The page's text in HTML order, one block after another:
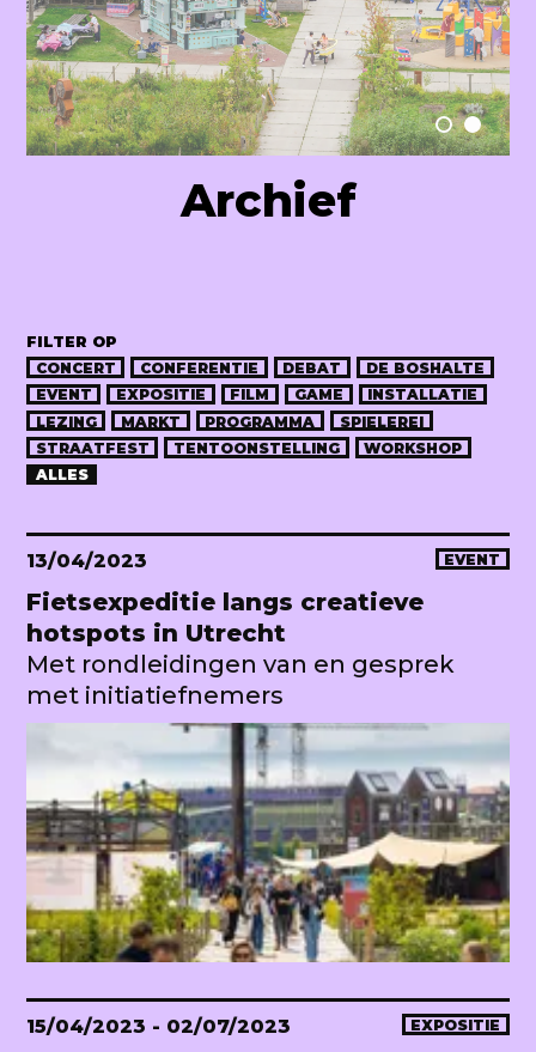
Raum Lab
Archief
FILTER OP
CONCERT
CONFERENTIE DEBAT
DE BOSHALTE
EVENT
EXPOSITIE FILM GAME
INSTALLATIE
LEZING
MARKT PROGRAMMA
SPIELEREI
STRAATFEST
TENTOONSTELLING
WORKSHOP
ALLES
13/04/2023 EVENT
Fietsexpeditie langs creatieve
hotspots in Utrecht
Met rondleidingen van en gesprek
met initiatiefnemers
15/04/2023 - 02/07/2023 EXPOSITIE